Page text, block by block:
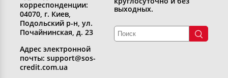
корреспонденции:
04070, г. Киев,
Подольский р-н, ул.
Почайнинская, д. 23
Адрес электронной
почты: support@sos-
credit.com.ua
выходных.